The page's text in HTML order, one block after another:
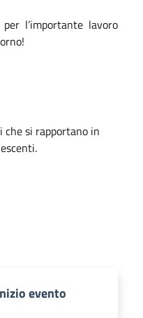
l’importante lavoro
si rapportano in
evento